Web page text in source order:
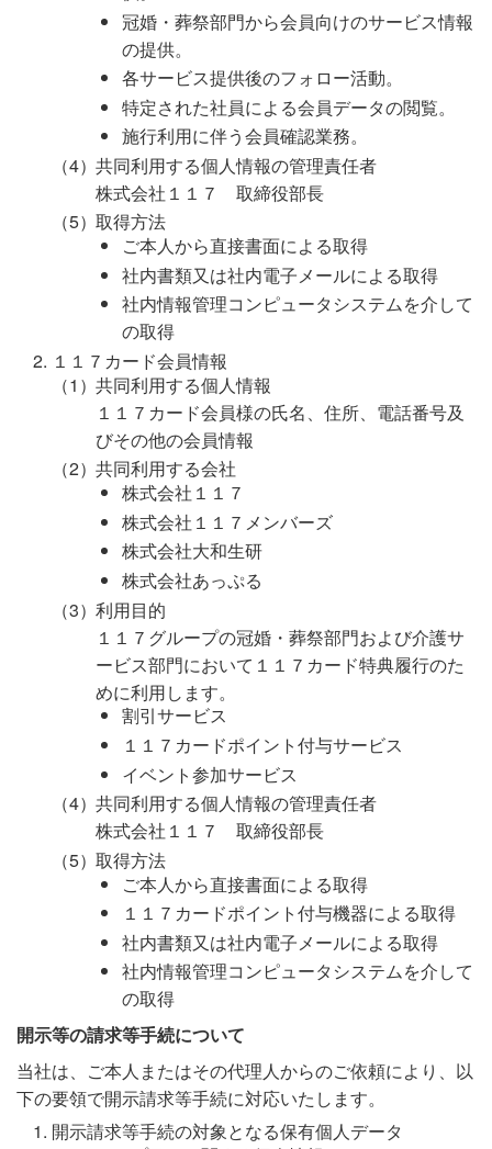
冠婚・葬祭部門から会員向けのサービス情報
の提供。
各サービス提供後のフォロー活動。
特定された社員による会員データの閲覧。
施行利用に伴う会員確認業務。
共同利用する個人情報の管理責任者
株式会社１１７ 取締役部長
取得方法
ご本人から直接書面による取得
社内書類又は社内電子メールによる取得
社内情報管理コンピュータシステムを介して
の取得
１１７カード会員情報
共同利用する個人情報
１１７カード会員様の氏名、住所、電話番号及
びその他の会員情報
共同利用する会社
株式会社１１７
株式会社１１７メンバーズ
株式会社大和生研
株式会社あっぷる
利用目的
１１７グループの冠婚・葬祭部門および介護サ
ービス部門において１１７カード特典履行のた
めに利用します。
割引サービス
１１７カードポイント付与サービス
イベント参加サービス
共同利用する個人情報の管理責任者
株式会社１１７ 取締役部長
取得方法
ご本人から直接書面による取得
１１７カードポイント付与機器による取得
社内書類又は社内電子メールによる取得
社内情報管理コンピュータシステムを介して
の取得
開示等の請求等手続について
当社は、ご本人またはその代理人からのご依頼により、以
下の要領で開示請求等手続に対応いたします。
開示請求等手続の対象となる保有個人データ